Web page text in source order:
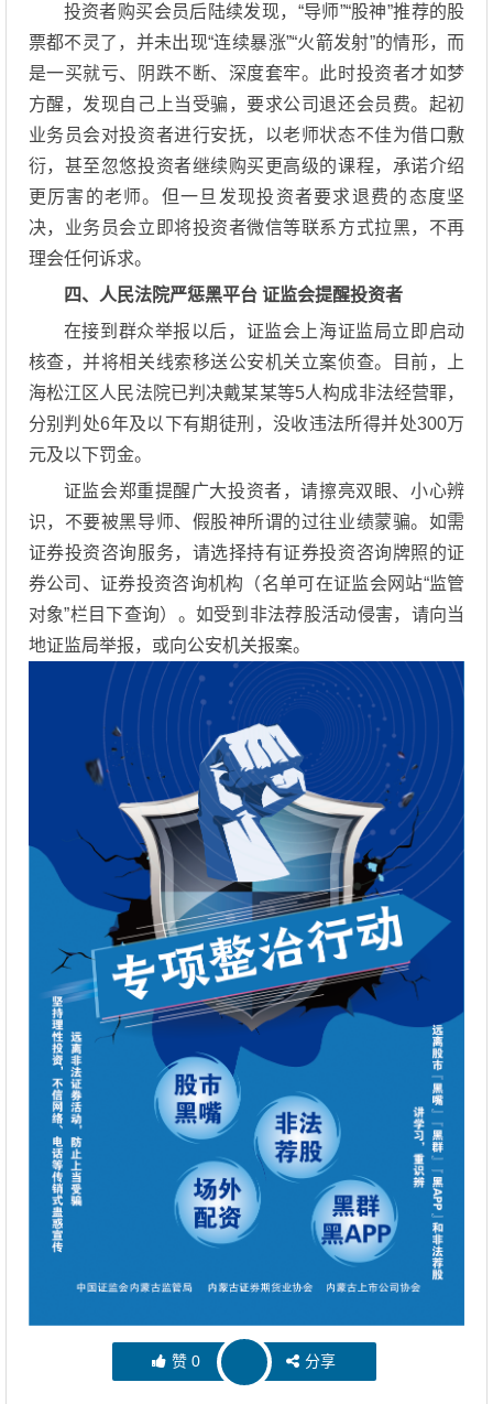
投资者购买会员后陆续发现，“导师”“股神”推荐的股
票都不灵了，并未出现“连续暴涨”“火箭发射”的情形，而
是一买就亏、阴跌不断、深度套牢。此时投资者才如梦
方醒，发现自己上当受骗，要求公司退还会员费。起初
业务员会对投资者进行安抚，以老师状态不佳为借口敷
衍，甚至忽悠投资者继续购买更高级的课程，承诺介绍
更厉害的老师。但一旦发现投资者要求退费的态度坚
决，业务员会立即将投资者微信等联系方式拉黑，不再
理会任何诉求。
四、人民法院严惩黑平台 证监会提醒投资者
在接到群众举报以后，证监会上海证监局立即启动
核查，并将相关线索移送公安机关立案侦查。目前，上
海松江区人民法院已判决戴某某等5人构成非法经营罪，
分别判处6年及以下有期徒刑，没收违法所得并处300万
元及以下罚金。
证监会郑重提醒广大投资者，请擦亮双眼、小心辨
识，不要被黑导师、假股神所谓的过往业绩蒙骗。如需
证券投资咨询服务，请选择持有证券投资咨询牌照的证
券公司、证券投资咨询机构（名单可在证监会网站“监管
对象”栏目下查询）。如受到非法荐股活动侵害，请向当
地证监局举报，或向公安机关报案。
赞 0 分享